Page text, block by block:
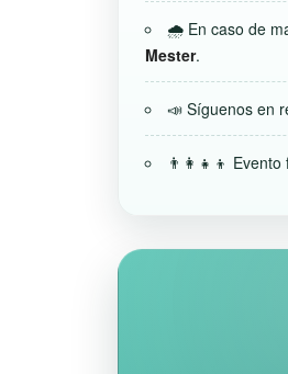
🌧️ En caso de
Mester.
📣 Síguenos en
👨‍👩‍👧‍👦